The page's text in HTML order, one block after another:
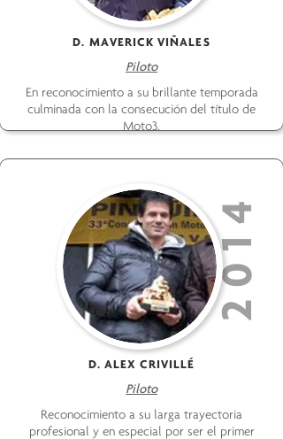
D. MAVERICK VIÑALES
Piloto
En reconocimiento a su brillante temporada
culminada con la consecución del título de
Moto3.
2014
D. ALEX CRIVILLÉ
Piloto
Reconocimiento a su larga trayectoria
profesional y en especial por ser el primer